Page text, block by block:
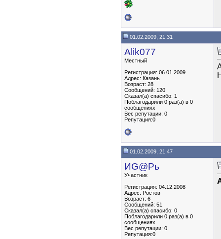
01.02.2009, 21:31
Alik077
Местный
Регистрация: 06.01.2009
Адрес: Казань
Возраст: 28
Сообщений: 120
Сказал(а) спасибо: 1
Поблагодарили 0 раз(а) в 0
сообщениях
Вес репутации: 0
Репутация:0
01.02.2009, 21:47
ИG@Рь
Участник
Регистрация: 04.12.2008
Адрес: Ростов
Возраст: 6
Сообщений: 51
Сказал(а) спасибо: 0
Поблагодарили 0 раз(а) в 0
сообщениях
Вес репутации: 0
Репутация:0